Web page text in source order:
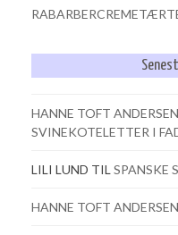
HANNE TOFT ANDERSEN
SVINEKOTELETTER I
LILI LUND TIL SPANSKE
HANNE TOFT ANDERSEN